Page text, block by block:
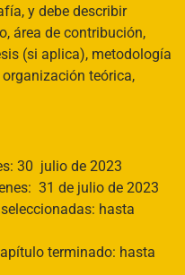
y debe describir
área de contribución,
(si aplica), metodología
teórica,
30 julio de 2023
31 de julio de 2023
hasta
terminado: hasta